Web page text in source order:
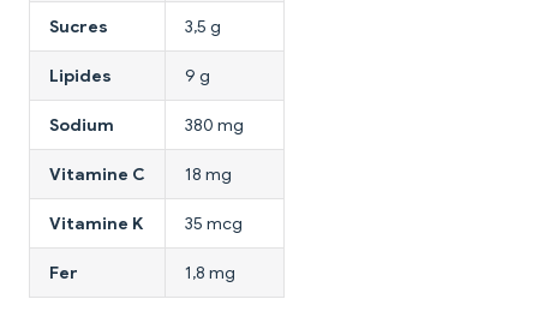
Sucres 3,5 g
Lipides 9 g
Sodium 380 mg
Vitamine C 18 mg
Vitamine K 35 mcg
Fer 1,8 mg